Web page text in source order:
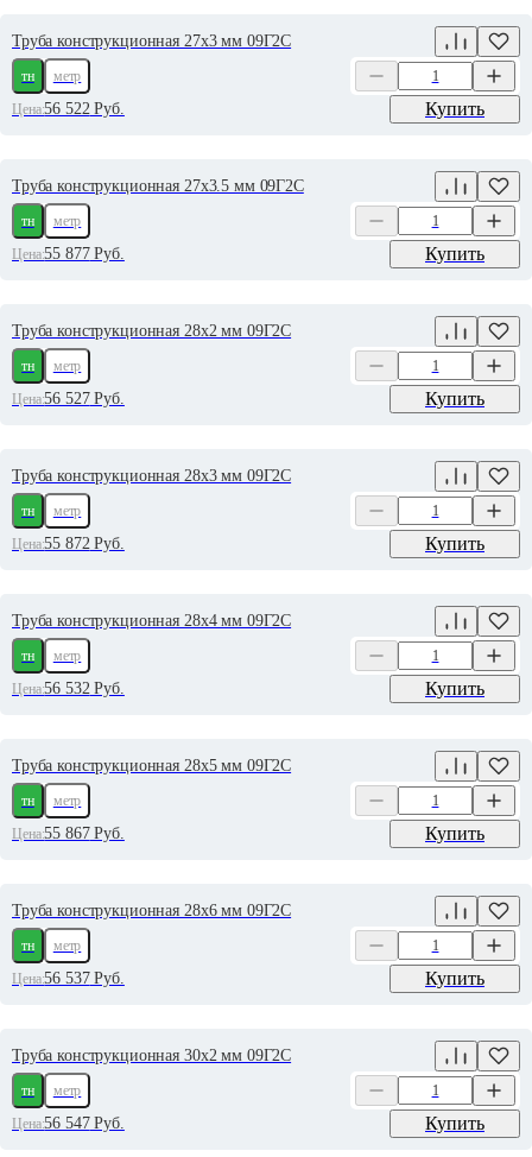
Труба конструкционная 27х3 мм 09Г2С
тн
метр
Цена:56 522Руб. Купить
Труба конструкционная 27х3.5 мм 09Г2С
тн
метр
Цена:55 877Руб. Купить
Труба конструкционная 28х2 мм 09Г2С
тн
метр
Цена:56 527Руб. Купить
Труба конструкционная 28х3 мм 09Г2С
тн
метр
Цена:55 872Руб. Купить
Труба конструкционная 28х4 мм 09Г2С
тн
метр
Цена:56 532Руб. Купить
Труба конструкционная 28х5 мм 09Г2С
тн
метр
Цена:55 867Руб. Купить
Труба конструкционная 28х6 мм 09Г2С
тн
метр
Цена:56 537Руб. Купить
Труба конструкционная 30х2 мм 09Г2С
тн
метр
Цена:56 547Руб. Купить